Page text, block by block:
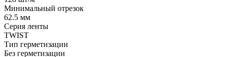
Минимальный отрезок
62.5 мм
Серия ленты
TWIST
Тип герметизации
Без герметизации